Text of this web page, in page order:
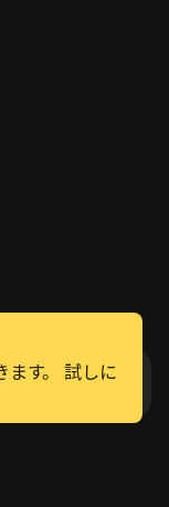
！ます。 試しに